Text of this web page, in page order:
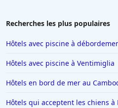
Hôtels à Las Vegas
Hôtels à Pouilly-en-Auxois
Hôtels à Pont-lʼEveque
Hôtels à Crézilles
Recherches les plus populaires
Hôtels avec piscine à
Hôtels avec piscine à Ventimiglia
Hôtels en bord de mer au
Hôtels qui acceptent les chiens à